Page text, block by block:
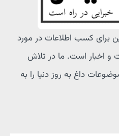
برای کسب اطلاعات در مورد
اخبار است. ما در تلاش
داغ به روز دنیا را به